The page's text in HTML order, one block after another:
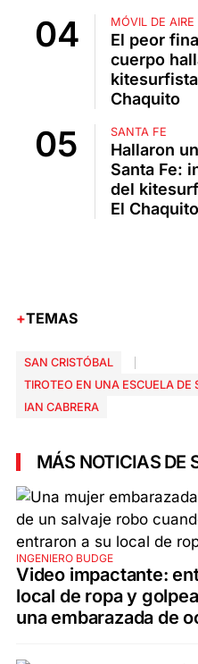
MÓVIL DE AIRE
El peor
cuerpo
Chaquito
SANTA FE
Hallaron
Santa Fe:
del
El Chaquito
TEMAS
SAN CRISTÓBAL
TIROTEO EN UNA ESCUELA DE
IAN CABRERA
MÁS NOTICIAS DE
INGENIERO BUDGE
Video impactante:
local de ropa y
una embarazada de